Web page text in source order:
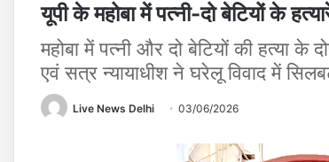
यूपी के महोबा में पत्नी-दो बेटियों के
महोबा में पत्नी और दो बेटियों की हत्या के
एवं सत्र न्यायाधीश ने घरेलू विवाद में
Live News Delhi 03/06/2026